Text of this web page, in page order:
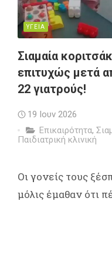
ΥΓΕΙΑ
Σιαμαία
επιτυχώς μετά
22 γιατρούς!
19 Ιουν 2026
Επικαιρότητα,
Παιδιατρική κλινική
Οι γονείς τους
μόλις έμαθαν ότι